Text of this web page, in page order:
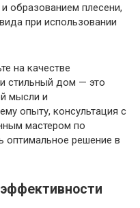
образованием плесени,
при использовании
на качестве
стильный дом — это
мысли и
опыту, консультация с
мастером по
оптимальное решение в